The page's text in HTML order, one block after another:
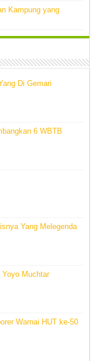
Kampung yang
Di Gemari
6 WBTB
Yang Melegenda
Yoyo Muchtar
Warnai HUT ke-50